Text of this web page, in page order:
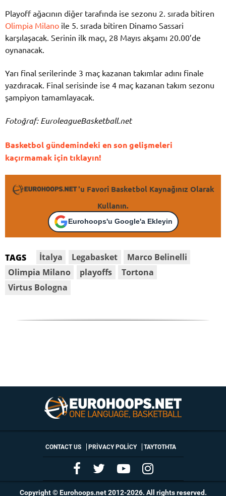
Playoff ağacının diğer tarafında ise sezonu 2. sırada bitiren
Olimpia Milano ile 5. sırada bitiren Dinamo Sassari
karşılaşacak. Serinin ilk maçı, 28 Mayıs akşamı 20.00’de
oynanacak.
Yarı final serilerinde 3 maç kazanan takımlar adını finale
yazdıracak. Final serisinde ise 4 maç kazanan takım sezonu
şampiyon tamamlayacak.
Fotoğraf: EuroleagueBasketball.net
Basketbol gündemindeki en son gelişmeleri
kaçırmamak için tıklayın!
'u Favori Basketbol Kaynağınız Olarak
Kullanın.
Eurohoops'u Google'a Ekleyin
TAGS İtalya Legabasket
Marco Belinelli
Olimpia Milano
playoffs
Tortona
Virtus Bologna
CONTACT US PRIVACY POLICY ΤΑΥΤΟΤΗΤΑ
Copyright © Eurohoops.net 2012-2026. All rights reserved.